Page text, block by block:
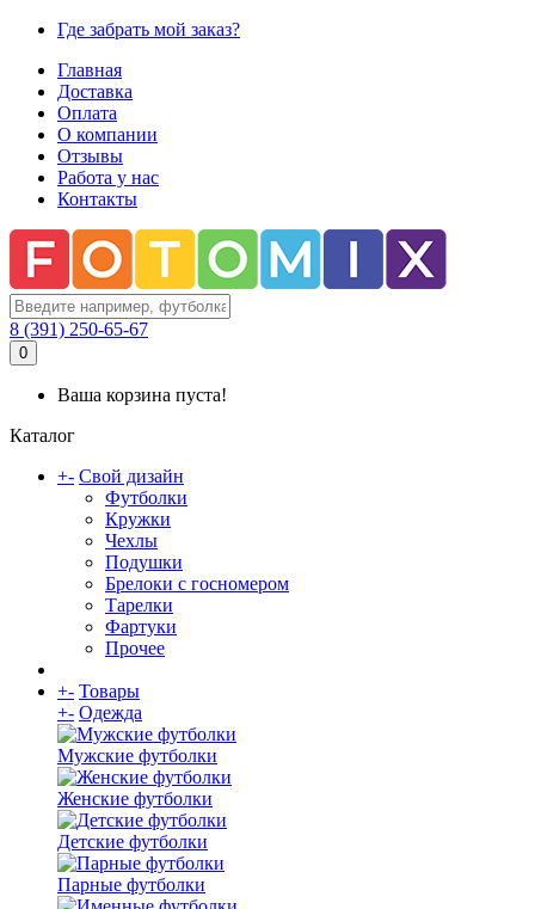
Где забрать мой заказ?
Главная
Доставка
Оплата
О компании
Отзывы
Работа у нас
Контакты
8 (391) 250-65-67
0
Ваша корзина пуста!
Каталог
+- Свой дизайн
Футболки
Кружки
Чехлы
Подушки
Брелоки с госномером
Тарелки
Фартуки
Прочее
+- Товары
+- Одежда
Мужские футболки
Женские футболки
Детские футболки
Парные футболки